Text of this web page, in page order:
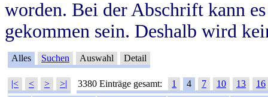
worden. Bei der Abschrift kann
gekommen sein. Deshalb wird
Alles Suchen Auswahl Detail
|< < > >| 3380 Einträge gesamt: 1 4 7 10 13
16